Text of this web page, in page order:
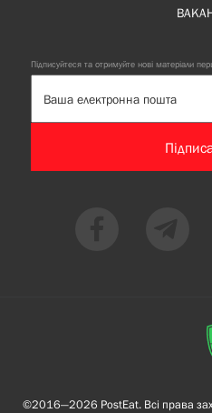
Підписуйтеся та отримуйте нові матеріали
©2016—2026 PostEat. Всі права